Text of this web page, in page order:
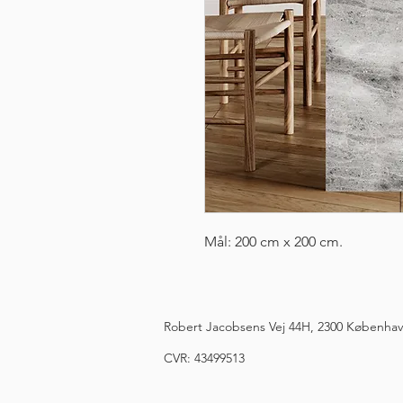
Mål: 200 cm x 200 cm.
Robert Jacobsens Vej 44H, 2300
CVR: 43499513